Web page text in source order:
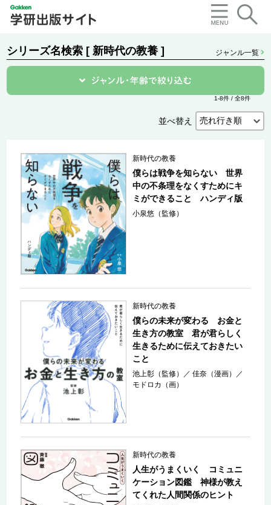
シリーズ名検索 [ 新時代の教養 ] ジャンル一覧
1-8件 / 全8件
並べ替え
新時代の教養
僕らは戦争を知らない 世界
中の不条理をなくすためにキ
ミができること ハンディ版
小泉悠（監修）
新時代の教養
僕らの未来が変わる お金と
生き方の教室 君が君らしく
生きるために伝えておきたい
こと
池上彰（監修） ／佳奈（漫画）
／
モドロカ（画）
新時代の教養
人生がうまくいく コミュニ
ケーション図鑑 神様が教え
てくれた人間関係のヒント